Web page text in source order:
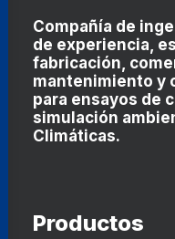
Compañía de
de experiencia,
fabricación,
mantenimiento y
para ensayos de
simulación
Climáticas.
Productos